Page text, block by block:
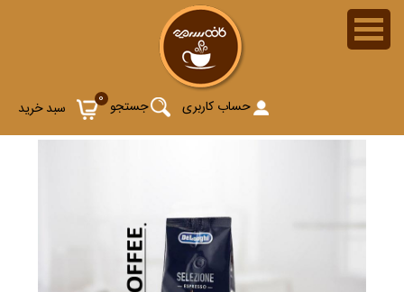
0 سبد خرید جستجو حساب کاربری